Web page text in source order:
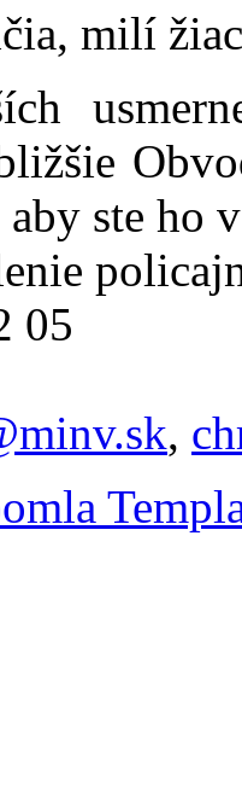
milí
ste ho
05
,